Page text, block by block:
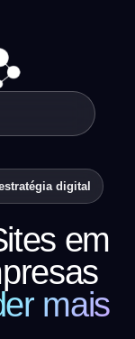
digital
em
mais